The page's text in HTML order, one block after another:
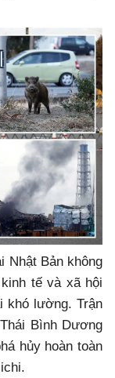
Nhật Bản không
tế và xã hội
khó lường. Trận
Bình Dương
hủy hoàn toàn